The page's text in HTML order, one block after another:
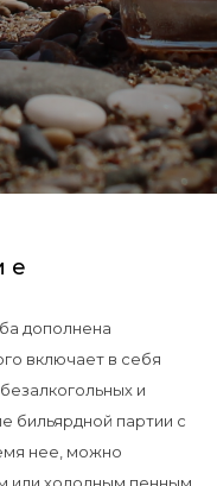
дополнена
включает в себя
и
бильярдной партии с
нее, можно
или холодным пенным